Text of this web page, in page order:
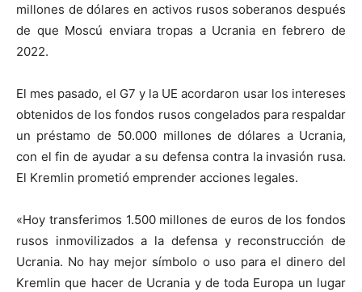
millones de dólares en activos rusos soberanos después
de que Moscú enviara tropas a Ucrania en febrero de
2022.
El mes pasado, el G7 y la UE acordaron usar los intereses
obtenidos de los fondos rusos congelados para respaldar
un préstamo de 50.000 millones de dólares a Ucrania,
con el fin de ayudar a su defensa contra la invasión rusa.
El Kremlin prometió emprender acciones legales.
«Hoy transferimos 1.500 millones de euros de los fondos
rusos inmovilizados a la defensa y reconstrucción de
Ucrania. No hay mejor símbolo o uso para el dinero del
Kremlin que hacer de Ucrania y de toda Europa un lugar